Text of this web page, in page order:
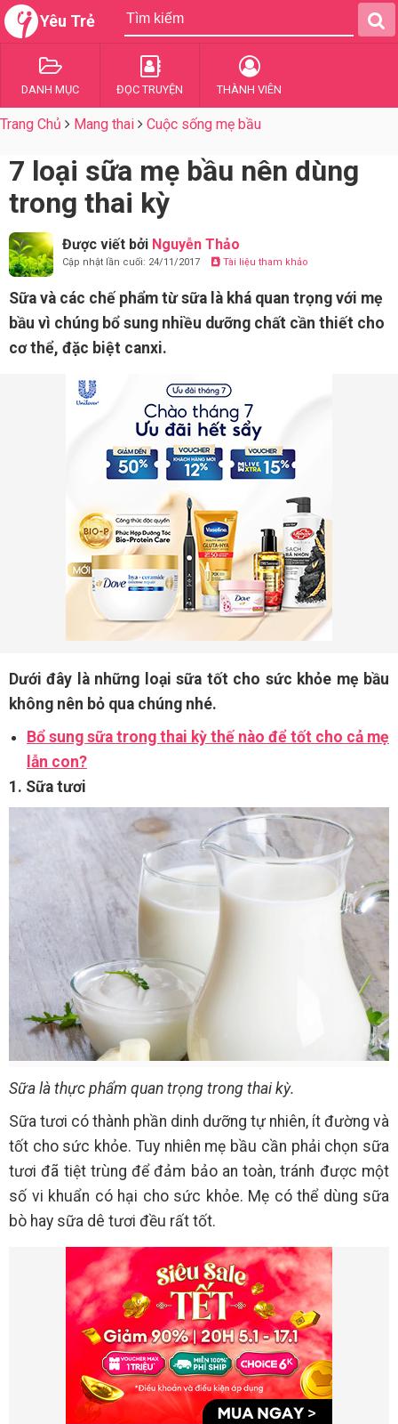
Yêu Trẻ
DANH MỤC ĐỌC TRUYỆN THÀNH VIÊN
Trang Chủ Mang thai Cuộc sống mẹ bầu
7 loại sữa mẹ bầu nên dùng
trong thai kỳ
Được viết bởi Nguyễn Thảo
Cập nhật lần cuối: 24/11/2017 Tài liệu tham khảo
Sữa và các chế phẩm từ sữa là khá quan trọng với mẹ
bầu vì chúng bổ sung nhiều dưỡng chất cần thiết cho
cơ thể, đặc biệt canxi.
Dưới đây là những loại sữa tốt cho sức khỏe mẹ bầu
không nên bỏ qua chúng nhé.
Bổ sung sữa trong thai kỳ thế nào để tốt cho cả mẹ
lẫn con?
1. Sữa tươi
Sữa là thực phẩm quan trọng trong thai kỳ.
Sữa tươi có thành phần dinh dưỡng tự nhiên, ít đường và
tốt cho sức khỏe. Tuy nhiên mẹ bầu cần phải chọn sữa
tươi đã tiệt trùng để đảm bảo an toàn, tránh được một
số vi khuẩn có hại cho sức khỏe. Mẹ có thể dùng sữa
bò hay sữa dê tươi đều rất tốt.